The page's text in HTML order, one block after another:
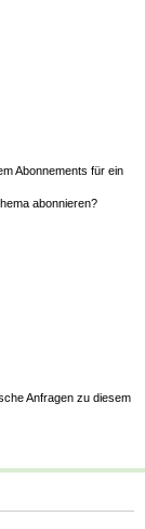
Abonnements für ein
abonnieren?
Anfragen zu diesem